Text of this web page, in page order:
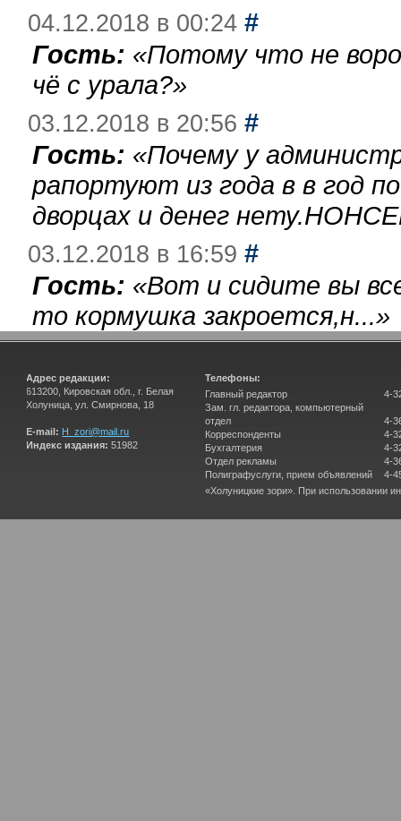
04.12.2018 в 00:24 #
Гость: «Потому что не
чё с урала?»
03.12.2018 в 20:56 #
Гость: «Почему у
рапортуют из года в в год
дворцах и денег
03.12.2018 в 16:59 #
Гость: «Вот и сидите вы
то кормушка закроется,н...»
Адрес редакции:
613200, Кировская обл., г. Белая
Холуница, ул. Смирнова, 18
E-mail: H_zori@mail.ru
Индекс издания: 51982
Телефоны:
Главный редактор
Зам. гл. редактора, компьютерный
отдел
Корреспонденты
Бухгалтерия
Отдел рекламы
Полиграфуслуги, прием объявлений
4-
4-
4-
4-
4-
4-
«Холуницкие зори». При использовании